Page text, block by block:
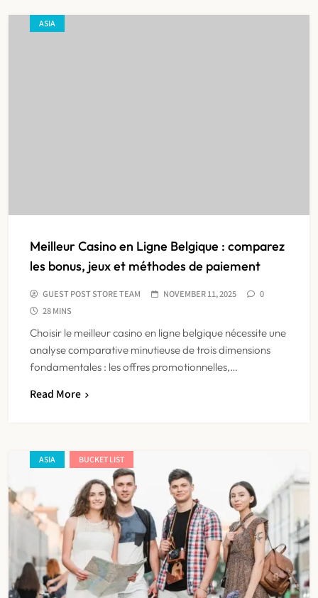
ASIA
Meilleur Casino en Ligne Belgique : comparez
les bonus, jeux et méthodes de paiement
GUEST POST STORE TEAM NOVEMBER 11, 2025
0
28 MINS
Choisir le meilleur casino en ligne belgique nécessite une
analyse comparative minutieuse de trois dimensions
fondamentales : les offres promotionnelles,…
Read More
ASIA BUCKET LIST